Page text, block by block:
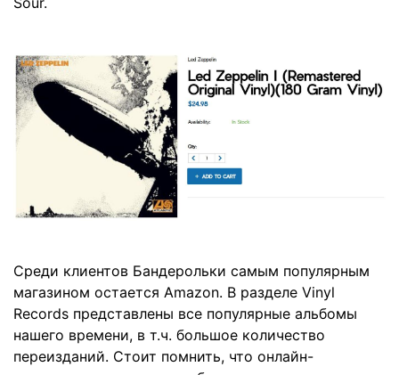
Среди клиентов Бандерольки самым популярным
магазином остается Amazon. В разделе Vinyl
Records представлены все популярные альбомы
нашего времени, в т.ч. большое количество
переизданий. Стоит помнить, что онлайн-